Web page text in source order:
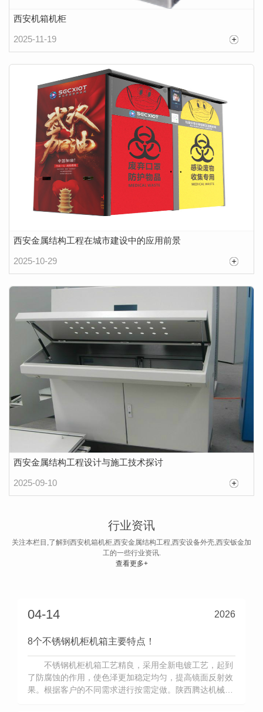
西安机箱机柜
2025-11-19
西安金属结构工程在城市建设中的应用前景
2025-10-29
西安金属结构工程设计与施工技术探讨
2025-09-10
行业资讯
关注本栏目,了解到西安机箱机柜,西安金属结构工程,西安设备外壳,西安钣金加
工的一些行业资讯.
查看更多+
标识标牌制作工艺流程
1 备料：按照设计图纸，按需备料。不做原材料
库存，能够有效降低库存成本。提高标识制作厂家资
金使用率。但是按需下料对小型标识牌制作厂家而
材料都会做适量库存。比如常见的不锈钢、镀锌板等
行...
04-14 2026
8个不锈钢机柜机箱主要特点！
不锈钢机柜机箱工艺精良，采用全新电镀工艺，起到
了防腐蚀的作用，使色泽更加稳定均匀，提高镜面反射效
果。根据客户的不同需求进行按需定做。陕西腾达机械设